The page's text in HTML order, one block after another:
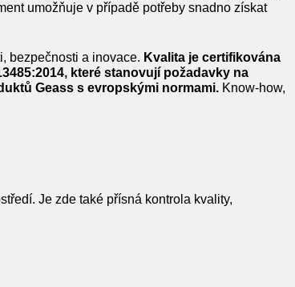
umožňuje v případě potřeby snadno získat
bezpečnosti a inovace. Kvalita je certifikována
které stanovují požadavky na
Geass s evropskými normami. Know-how,
Je zde také přísná kontrola kvality,